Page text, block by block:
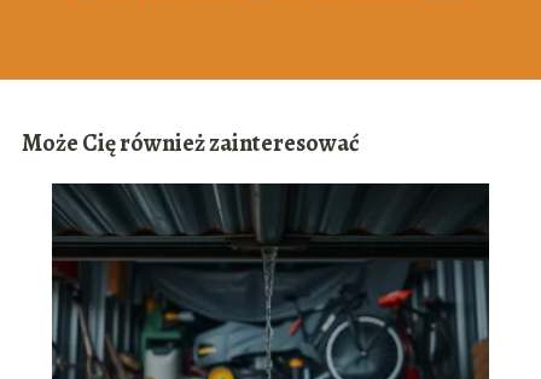
Może Cię również zainteresować